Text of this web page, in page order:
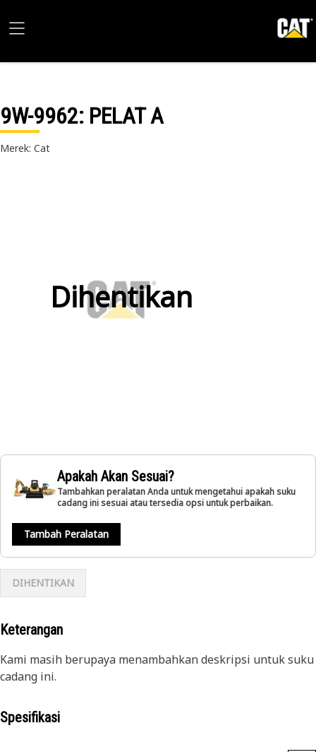
9W-9962: PELAT A
Merek: Cat
Dihentikan
Apakah Akan Sesuai?
Tambahkan peralatan Anda untuk mengetahui apakah suku
cadang ini sesuai atau tersedia opsi untuk perbaikan.
Tambah Peralatan
DIHENTIKAN
Keterangan
Kami masih berupaya menambahkan deskripsi untuk suku
cadang ini.
Spesifikasi